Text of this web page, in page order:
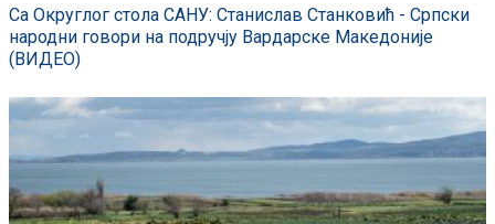
Са Округлог стола САНУ: Станислав Станковић - Српски
народни говори на подручју Вардарске Македоније
(ВИДЕО)